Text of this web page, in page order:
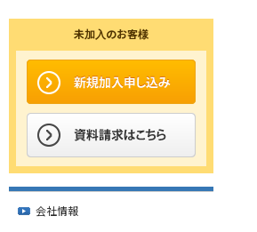
未加入のお客様
会社情報